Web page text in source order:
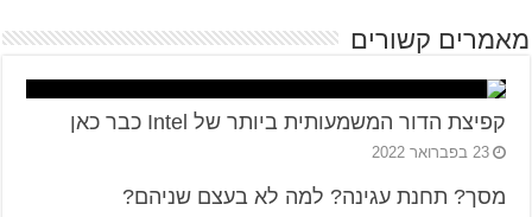
מאמרים קשורים
קפיצת הדור המשמעותית ביותר של Intel כבר כאן
23 בפברואר 2022
מסך? תחנת עגינה? למה לא בעצם שניהם?